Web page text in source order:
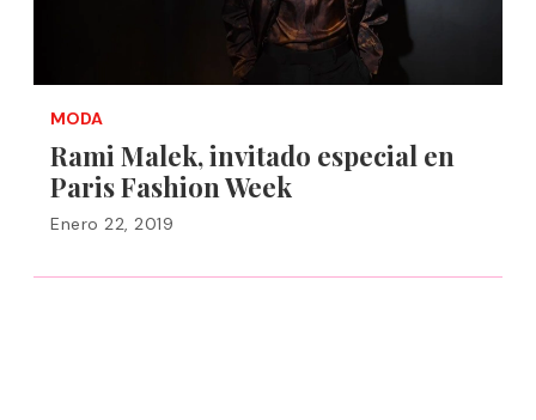
MODA
Rami Malek, invitado especial en
Paris Fashion Week
Enero 22, 2019